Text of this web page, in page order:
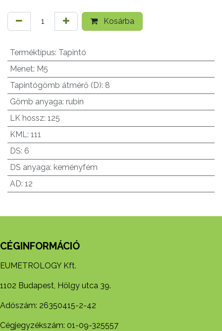
Kosárba
Terméktípus: Tapintó
Menet: M5
Tapintógömb átmérő (D): 8
Gömb anyaga: rubin
LK hossz: 125
KML: 111
DS: 6
DS anyaga: keményfém
AD: 12
CÉGINFORMÁCIÓ
EUMETROLOGY Kft.
1102 Budapest, Hölgy utca 39.
Adószám: 26350415-2-42
Cégjegyzékszám: 01-09-325557